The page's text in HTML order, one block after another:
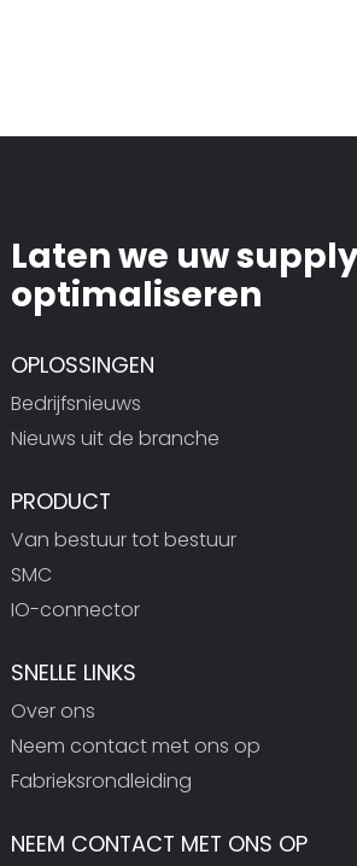
Laten we uw
optimaliseren
OPLOSSINGEN
Bedrijfsnieuws
Nieuws uit de branche
PRODUCT
Van bestuur tot bestuur
SMC
IO-connector
SNELLE LINKS
Over ons
Neem contact met ons op
Fabrieksrondleiding
NEEM CONTACT MET ONS OP